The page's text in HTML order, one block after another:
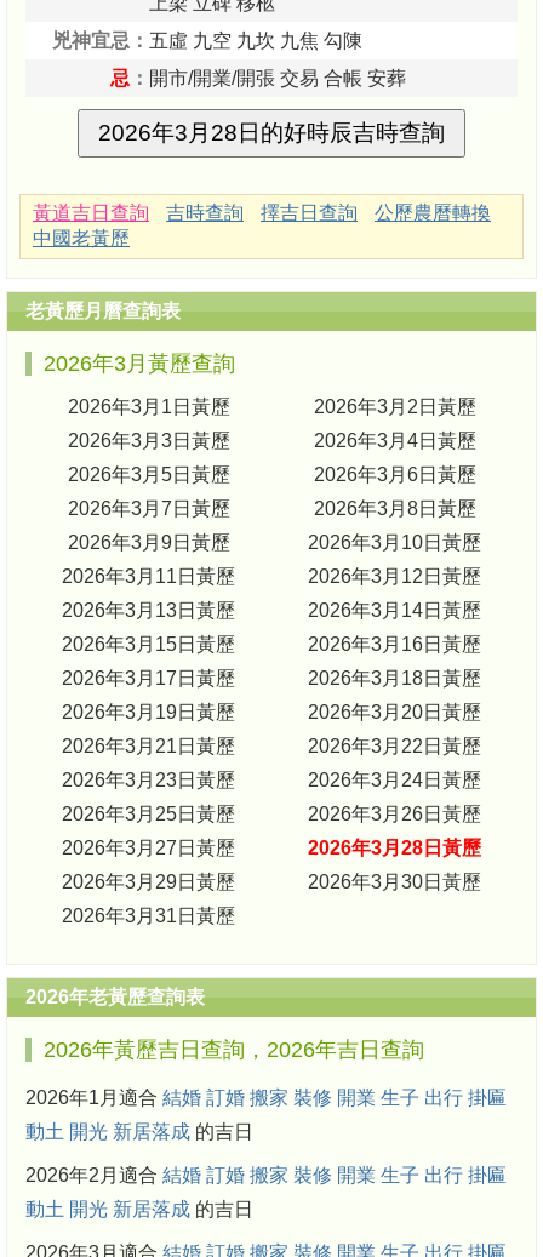
兇神宜忌： 五虛 九空 九坎 九焦 勾陳
忌 ： 開市/開業/開張 交易 合帳 安葬
黃道吉日查詢 吉時查詢 擇吉日查詢
公歷農曆轉換
中國老黃歷
老黃歷月曆查詢表
2026年3月黃歷查詢
2026年3月1日黃歷
2026年3月2日黃歷
2026年3月3日黃歷
2026年3月4日黃歷
2026年3月5日黃歷
2026年3月6日黃歷
2026年3月7日黃歷
2026年3月8日黃歷
2026年3月9日黃歷
2026年3月10日黃歷
2026年3月11日黃歷
2026年3月12日黃歷
2026年3月13日黃歷
2026年3月14日黃歷
2026年3月15日黃歷
2026年3月16日黃歷
2026年3月17日黃歷
2026年3月18日黃歷
2026年3月19日黃歷
2026年3月20日黃歷
2026年3月21日黃歷
2026年3月22日黃歷
2026年3月23日黃歷
2026年3月24日黃歷
2026年3月25日黃歷
2026年3月26日黃歷
2026年3月27日黃歷
2026年3月28日黃歷
2026年3月29日黃歷
2026年3月30日黃歷
2026年3月31日黃歷
2026年老黃歷查詢表
2026年黃歷吉日查詢，2026年吉日查詢
2026年1月適合 結婚 訂婚 搬家 裝修 開業 生子 出行 掛匾
動土 開光 新居落成 的吉日
2026年2月適合 結婚 訂婚 搬家 裝修 開業 生子 出行 掛匾
動土 開光 新居落成 的吉日
2026年3月適合 結婚 訂婚 搬家 裝修 開業 生子 出行 掛匾